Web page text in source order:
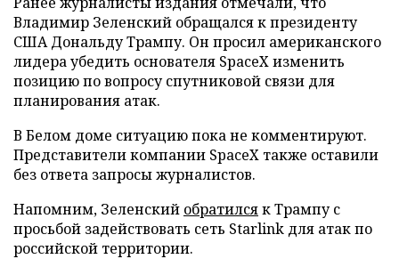
Владимир Зеленский обращался к президенту
США Дональду Трампу. Он просил американского
лидера убедить основателя SpaceX изменить
позицию по вопросу спутниковой связи для
планирования атак.
В Белом доме ситуацию пока не комментируют.
Представители компании SpaceX также оставили
без ответа запросы журналистов.
Напомним, Зеленский обратилсяк Трампу с
просьбой задействовать сеть Starlink для атак по
российской территории.